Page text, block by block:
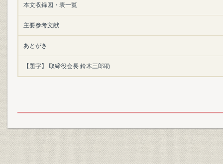
本文収録図・表一覧
主要参考文献
あとがき
【題字】 取締役会長 鈴木三郎助